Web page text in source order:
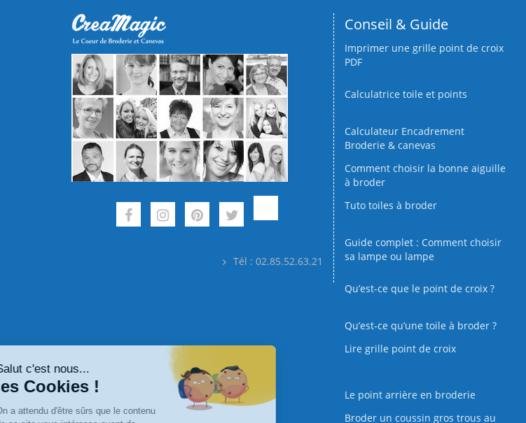
Tél : 02.85.52.63.21
Conseil & Guide
Imprimer une grille point de croix
PDF
Calculatrice toile et points
Calculateur Encadrement
Broderie & canevas
Comment choisir la bonne aiguille
à broder
Tuto toiles à broder
Guide complet : Comment choisir
sa lampe ou lampe
Qu’est-ce que le point de croix ?
Qu’est‑ce qu’une toile à broder ?
Lire grille point de croix
Le point arrière en broderie
Broder un coussin gros trous au